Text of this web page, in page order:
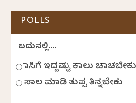
POLLS
ಬದುಕಿನಲ್ಲಿ....
ಹಾಸಿಗೆ ಇದ್ದಷ್ಟು ಕಾಲು ಚಾಚಬೇಕು
ಸಾಲ ಮಾಡಿ ತುಪ್ಪ ತಿನ್ನಬೇಕು